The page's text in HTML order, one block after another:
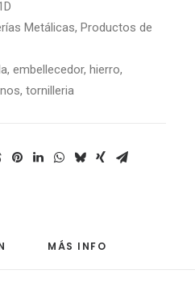
Metálicas, Productos de
, embellecedor, hierro,
, tornilleria
MÁS INFO